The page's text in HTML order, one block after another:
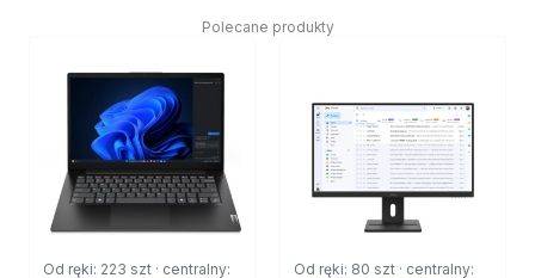
Polecane produkty
Od ręki: 223 szt · centralny:
Od ręki: 80 szt · centralny: